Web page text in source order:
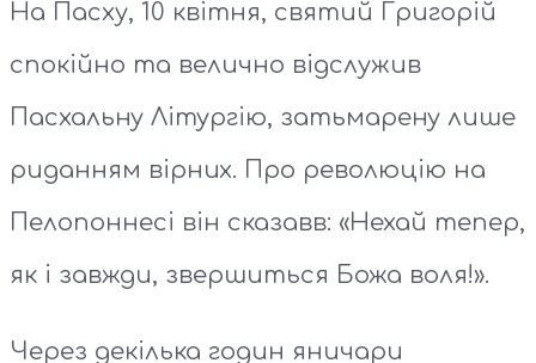
На Пасху, 10 квітня, святий Григорій
спокійно та велично відслужив
Пасхальну Літургію, затьмарену лише
риданням вірних. Про революцію на
Пелопоннесі він сказавв: «Нехай тепер,
як і завжди, звершиться Божа воля!».
Через декілька годин яничари